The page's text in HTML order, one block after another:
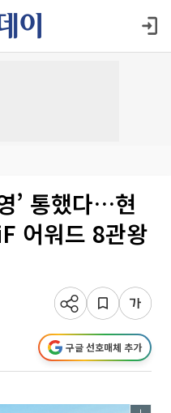
’ 통했다…현
어워드 8관왕
구글 선호매체 추가